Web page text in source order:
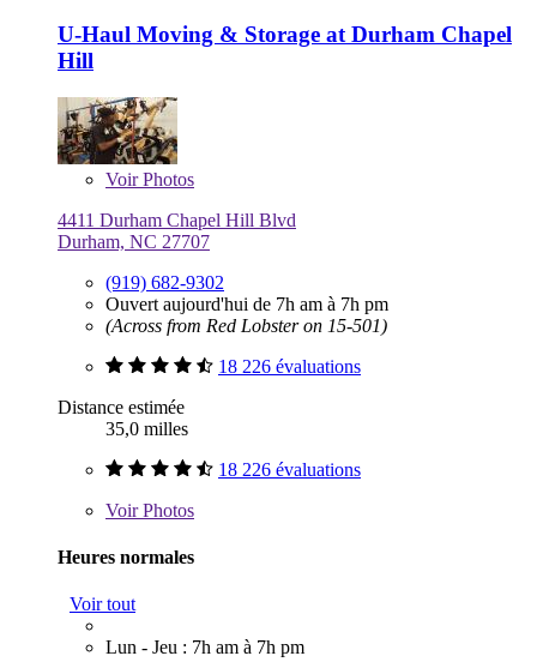
U-Haul Moving & Storage at Durham Chapel
Hill
VoirPhotos
4411 Durham Chapel Hill Blvd
Durham, NC 27707
(919) 682-9302
Ouvert aujourd'hui de 7h am à 7h pm
(Across from Red Lobster on 15-501)
18 226 évaluations
Distance estimée
35,0 milles
18 226 évaluations
VoirPhotos
Heures normales
Voir tout
Lun - Jeu : 7h am à 7h pm